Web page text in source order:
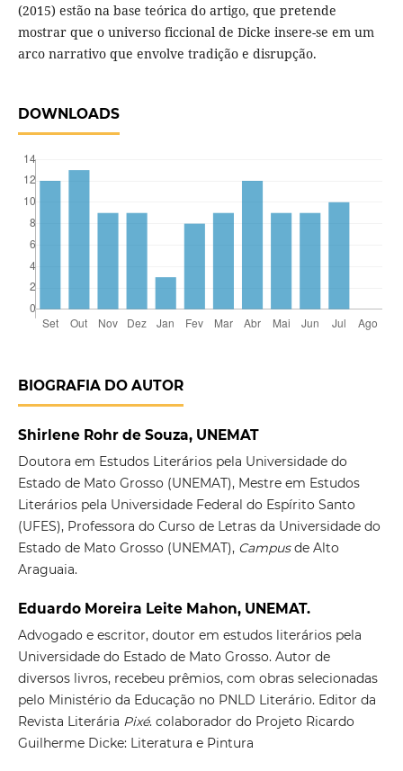
(2015) estão na base teórica do artigo, que pretende
mostrar que o universo ficcional de Dicke insere-se em um
arco narrativo que envolve tradição e disrupção.
DOWNLOADS
BIOGRAFIA DO AUTOR
Shirlene Rohr de Souza, UNEMAT
Doutora em Estudos Literários pela Universidade do
Estado de Mato Grosso (UNEMAT), Mestre em Estudos
Literários pela Universidade Federal do Espírito Santo
(UFES), Professora do Curso de Letras da Universidade do
Estado de Mato Grosso (UNEMAT), Campusde Alto
Araguaia.
Eduardo Moreira Leite Mahon, UNEMAT.
Advogado e escritor, doutor em estudos literários pela
Universidade do Estado de Mato Grosso. Autor de
diversos livros, recebeu prêmios, com obras selecionadas
pelo Ministério da Educação no PNLD Literário. Editor da
Revista Literária Pixé. colaborador do Projeto Ricardo
Guilherme Dicke: Literatura e Pintura